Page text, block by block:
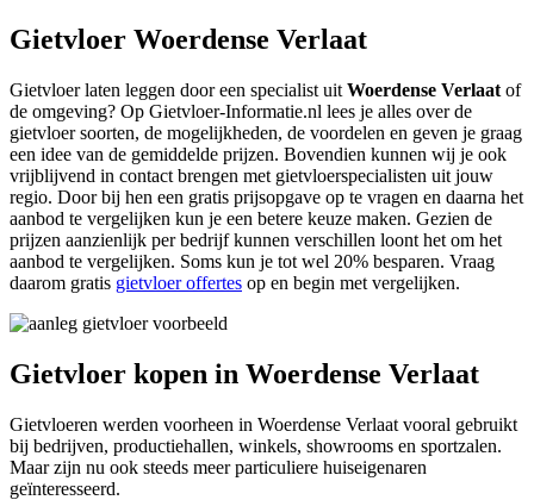
Gietvloer Woerdense Verlaat
Gietvloer laten leggen door een specialist uit Woerdense Verlaat of
de omgeving? Op Gietvloer-Informatie.nl lees je alles over de
gietvloer soorten, de mogelijkheden, de voordelen en geven je graag
een idee van de gemiddelde prijzen. Bovendien kunnen wij je ook
vrijblijvend in contact brengen met gietvloerspecialisten uit jouw
regio. Door bij hen een gratis prijsopgave op te vragen en daarna het
aanbod te vergelijken kun je een betere keuze maken. Gezien de
prijzen aanzienlijk per bedrijf kunnen verschillen loont het om het
aanbod te vergelijken. Soms kun je tot wel 20% besparen. Vraag
daarom gratis gietvloer offertes op en begin met vergelijken.
Gietvloer kopen in Woerdense Verlaat
Gietvloeren werden voorheen in Woerdense Verlaat vooral gebruikt
bij bedrijven, productiehallen, winkels, showrooms en sportzalen.
Maar zijn nu ook steeds meer particuliere huiseigenaren
geïnteresseerd.